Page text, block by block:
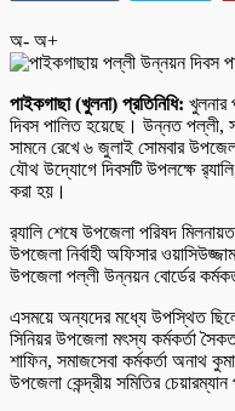
অ- অ+
পাইকগাছা (খুলনা) প্রতিনিধি: খুলনার
দিবস পালিত হয়েছে। উন্নত পল্লী,
সামনে রেখে ৬ জুলাই সোমবার
যৌথ উদ্যোগে দিবসটি উপলক্ষে
করা হয়।
র‌্যালি শেষে উপজেলা পরিষদ
উপজেলা নির্বাহী অফিসার
উপজেলা পল্লী উন্নয়ন বোর্ডের
এসময়ে অন্যদের মধ্যে উপস্থিত
সিনিয়র উপজেলা মৎস্য কর্মকর্তা
শাফিন, সমাজসেবা কর্মকর্তা অনাথ
উপজেলা কেন্দ্রীয় সমিতির